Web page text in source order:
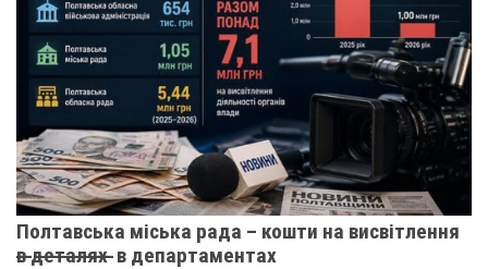
Полтавська міська рада – кошти на висвітлення
в̶ ̶д̶е̶т̶а̶л̶я̶х̶ ̶ в департаментах